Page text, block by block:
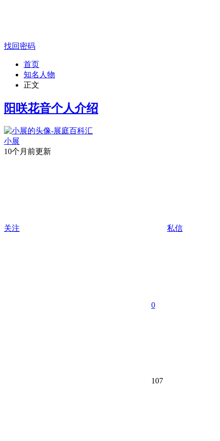
找回密码
首页
知名人物
正文
阳咲花音个人介绍
小展
10个月前更新
关注 私信
0
107